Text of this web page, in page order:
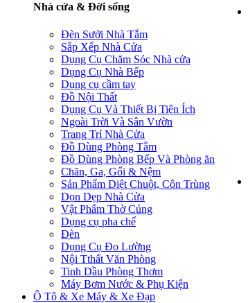
Nhà cửa & Đời sống
Đèn Sưởi Nhà Tắm
Sắp Xếp Nhà Cửa
Dụng Cụ Chăm Sóc Nhà cửa
Dụng Cụ Nhà Bếp
Dụng cụ cầm tay
Đồ Nội Thất
Dụng Cụ Và Thiết Bị Tiện Ích
Ngoài Trời Và Sân Vườn
Trang Trí Nhà Cửa
Đồ Dùng Phòng Tắm
Đồ Dùng Phòng Bếp Và Phòng ăn
Chăn, Ga, Gối & Nệm
Sản Phẩm Diệt Chuột, Côn Trùng
Dọn Dẹp Nhà Cửa
Vật Phẩm Thờ Cúng
Dụng cụ pha chế
Đèn
Dụng Cụ Đo Lường
Nội Tthất Văn Phòng
Tinh Dầu Phòng Thơm
Máy Bơm Nước & Phụ Kiện
Ô Tô & Xe Máy & Xe Đạp